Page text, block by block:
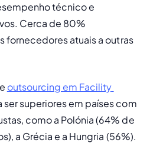
técnico e
Cerca de 80%
fornecedores atuais a outras
outsourcing em Facility
ser superiores em países com
como a Polónia (64% de
a Grécia e a Hungria (56%).